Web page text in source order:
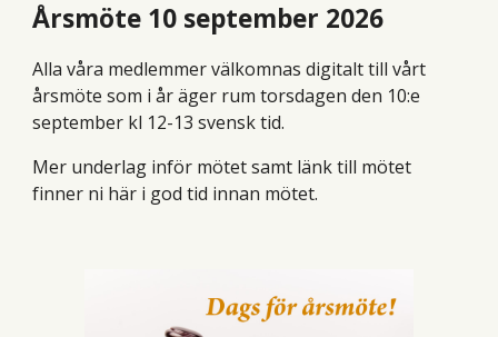
Årsmöte 10 september 2026
Alla våra medlemmer välkomnas digitalt till vårt
årsmöte som i år äger rum torsdagen den 10:e
september kl 12-13 svensk tid.
Mer underlag inför mötet samt länk till mötet
finner ni här i god tid innan mötet.